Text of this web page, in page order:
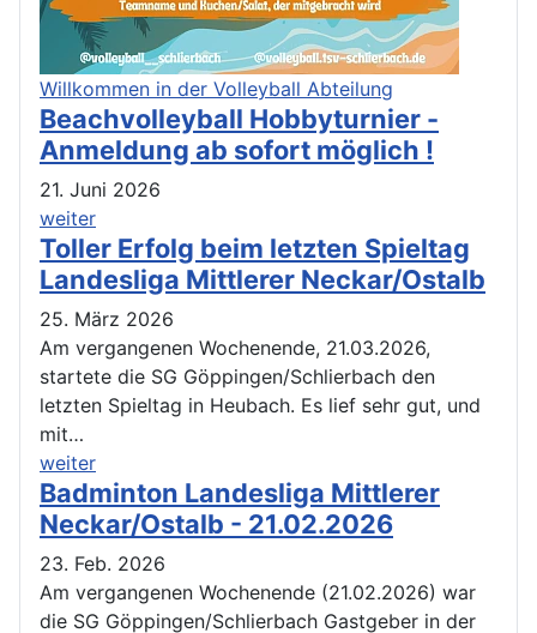
Willkommen in der Volleyball Abteilung
Beachvolleyball Hobbyturnier -
Anmeldung ab sofort möglich !
21. Juni 2026
weiter
Toller Erfolg beim letzten Spieltag
Landesliga Mittlerer Neckar/Ostalb
25. März 2026
Am vergangenen Wochenende, 21.03.2026,
startete die SG Göppingen/Schlierbach den
letzten Spieltag in Heubach. Es lief sehr gut, und
mit…
weiter
Badminton Landesliga Mittlerer
Neckar/Ostalb - 21.02.2026
23. Feb. 2026
Am vergangenen Wochenende (21.02.2026) war
die SG Göppingen/Schlierbach Gastgeber in der